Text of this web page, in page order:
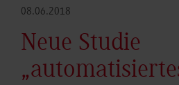
08.06.2018
Neue Studie